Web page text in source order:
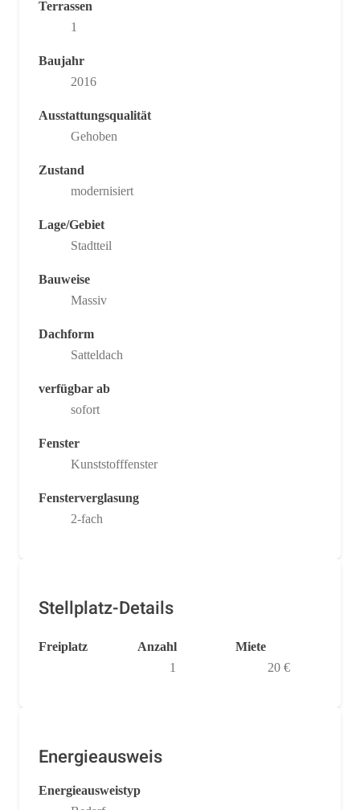
Terrassen
1
Baujahr
2016
Ausstattungsqualität
Gehoben
Zustand
modernisiert
Lage/Gebiet
Stadtteil
Bauweise
Massiv
Dachform
Satteldach
verfügbar ab
sofort
Fenster
Kunststofffenster
Fensterverglasung
2-fach
Stellplatz-Details
Freiplatz
Anzahl
1
Miete
20 €
Energieausweis
Energieausweistyp